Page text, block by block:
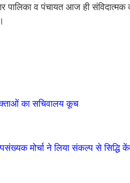
पालिका व पंचायत आज ही
का सचिवालय कूच
मोर्चा ने लिया संकल्प से